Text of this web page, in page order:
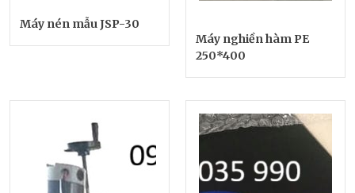
Máy nén mẫu JSP-30
Máy nghiền hàm PE
250*400